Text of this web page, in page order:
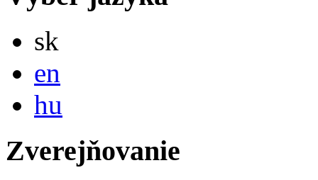
sk
en
hu
Zverejňovanie